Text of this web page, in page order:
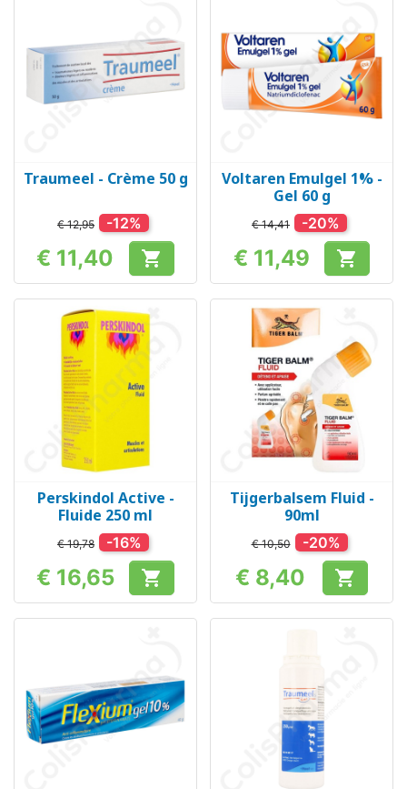
Traumeel - Crème 50 g
€ 12,95 -12%
Prijs
€ 11,40 
Voltaren Emulgel 1% -
Gel 60 g
€ 14,41 -20%
Prijs
€ 11,49 
Perskindol Active -
Fluide 250 ml
€ 19,78 -16%
Prijs
€ 16,65 
Tijgerbalsem Fluid -
90ml
€ 10,50 -20%
Prijs
€ 8,40 